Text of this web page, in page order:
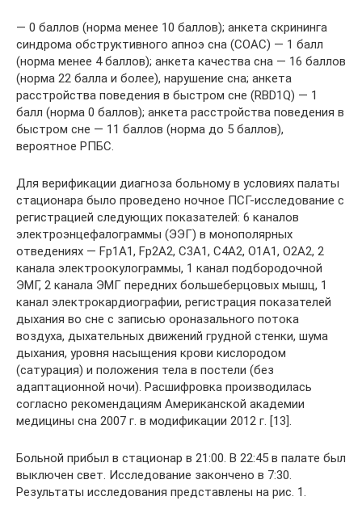
— 0 баллов (норма менее 10 баллов); анкета скрининга
синдрома обструктивного апноэ сна (СОАС) — 1 балл
(норма менее 4 баллов); анкета качества сна — 16 баллов
(норма 22 балла и более), нарушение сна; анкета
расстройства поведения в быстром сне (RBD1Q) — 1
балл (норма 0 баллов); анкета расстройства поведения в
быстром сне — 11 баллов (норма до 5 баллов),
вероятное РПБС.
Для верификации диагноза больному в условиях палаты
стационара было проведено ночное ПСГ-исследование с
регистрацией следующих показателей: 6 каналов
электроэнцефалограммы (ЭЭГ) в монополярных
отведениях — Fp1A1, Fp2A2, C3A1, C4A2, O1A1, O2A2, 2
канала электроокулограммы, 1 канал подбородочной
ЭМГ, 2 канала ЭМГ передних большеберцовых мышц, 1
канал электрокардиографии, регистрация показателей
дыхания во сне с записью ороназального потока
воздуха, дыхательных движений грудной стенки, шума
дыхания, уровня насыщения крови кислородом
(сатурация) и положения тела в постели (без
адаптационной ночи). Расшифровка производилась
согласно рекомендациям Американской академии
медицины сна 2007 г. в модификации 2012 г. [13].
Больной прибыл в стационар в 21:00. В 22:45 в палате был
выключен свет. Исследование закончено в 7:30.
Результаты исследования представлены на рис. 1.